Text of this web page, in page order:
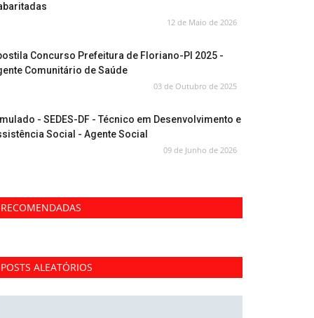
12 de Maio de 2026
Concurso Prefeitura de Floriano-PI 2025 -
Comunitário de Saúde
03 de Outubro de 2025
- SEDES-DF - Técnico em Desenvolvimento e
Social - Agente Social
09 de Junho de 2026
RECOMENDADAS
POSTS ALEATÓRIOS